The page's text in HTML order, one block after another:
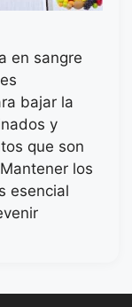
en sangre
bajar la
y
que son
los
esencial